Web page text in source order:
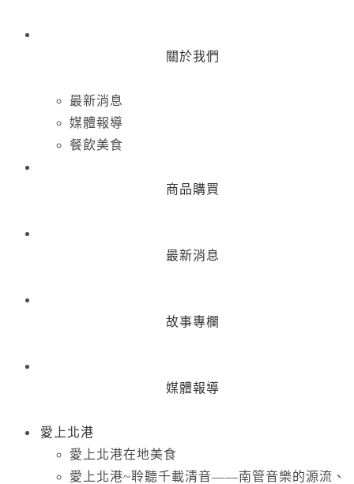
關於我們
最新消息
媒體報導
餐飲美食
商品購買
最新消息
故事專欄
媒體報導
愛上北港
愛上北港在地美食
愛上北港~聆聽千載清音——南管音樂的源流、